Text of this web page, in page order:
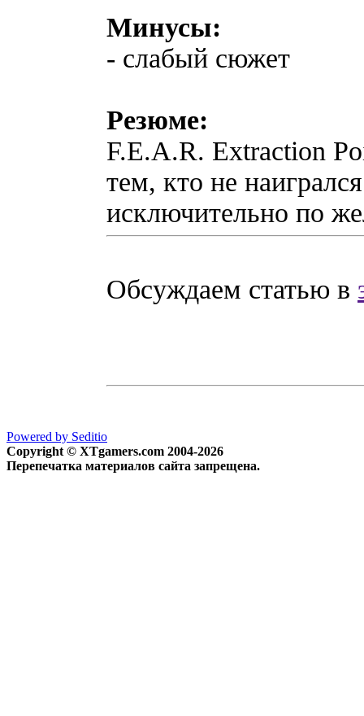
Минусы:
- слабый сюжет
Резюме:
F.E.A.R. Extraction
тем, кто не
исключительно по
Обсуждаем статью в
Powered by Seditio
Copyright © XTgamers.com 2004-2026
Перепечатка материалов сайта запрещена.